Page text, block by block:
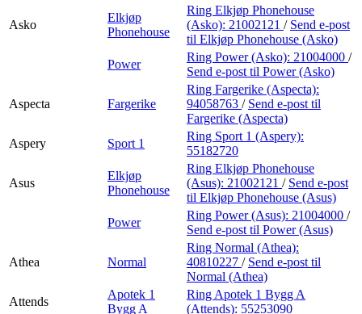
Asko
Elkjøp
Phonehouse
Ring Elkjøp Phonehouse
(Asko): 21002121 / Send e-post
til Elkjøp Phonehouse (Asko)
Power
Ring Power (Asko): 21004000 /
Send e-post til Power (Asko)
Aspecta Fargerike
Ring Fargerike (Aspecta):
94058763 / Send e-post til
Fargerike (Aspecta)
Aspery
Sport 1
Ring Sport 1 (Aspery):
55182720
Asus
Elkjøp
Phonehouse
Ring Elkjøp Phonehouse
(Asus): 21002121 / Send e-post
til Elkjøp Phonehouse (Asus)
Power
Ring Power (Asus): 21004000 /
Send e-post til Power (Asus)
Athea Normal
Ring Normal (Athea):
40810227 / Send e-post til
Normal (Athea)
Attends
Apotek 1
Bygg A
Ring Apotek 1 Bygg A
(Attends): 55253090